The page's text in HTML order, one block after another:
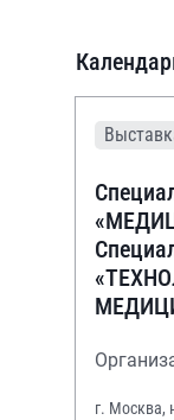
г. Москва,